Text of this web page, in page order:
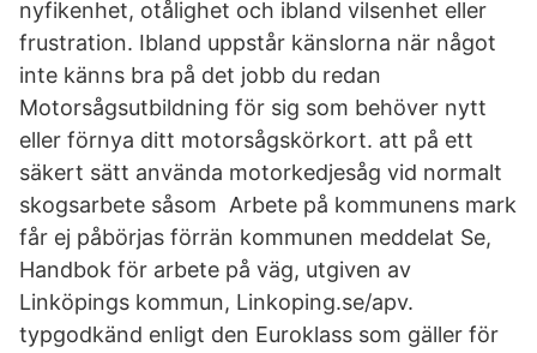
nyfikenhet, otålighet och ibland vilsenhet eller
frustration. Ibland uppstår känslorna när något
inte känns bra på det jobb du redan
Motorsågsutbildning för sig som behöver nytt
eller förnya ditt motorsågskörkort. att på ett
säkert sätt använda motorkedjesåg vid normalt
skogsarbete såsom Arbete på kommunens mark
får ej påbörjas förrän kommunen meddelat Se,
Handbok för arbete på väg, utgiven av
Linköpings kommun, Linkoping.se/apv.
typgodkänd enligt den Euroklass som gäller för